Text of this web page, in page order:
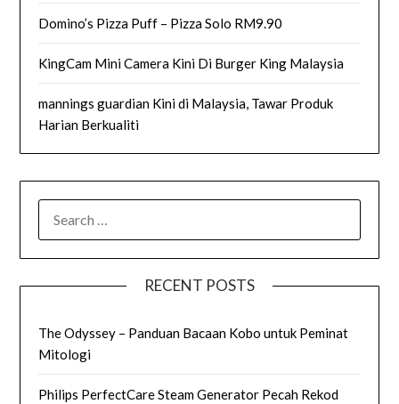
Domino’s Pizza Puff – Pizza Solo RM9.90
KingCam Mini Camera Kini Di Burger King Malaysia
mannings guardian Kini di Malaysia, Tawar Produk
Harian Berkualiti
FOR:
RECENT POSTS
The Odyssey – Panduan Bacaan Kobo untuk Peminat
Mitologi
Philips PerfectCare Steam Generator Pecah Rekod